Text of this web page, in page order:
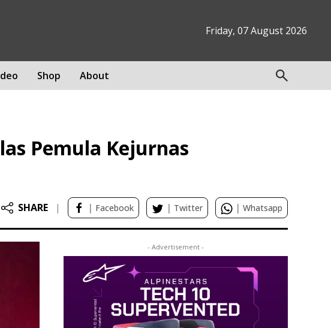
Friday, 07 August 2026
Shop About
Pemula Kejurnas
SHARE | | Facebook | Twitter | Whatsapp
- Advertisement -